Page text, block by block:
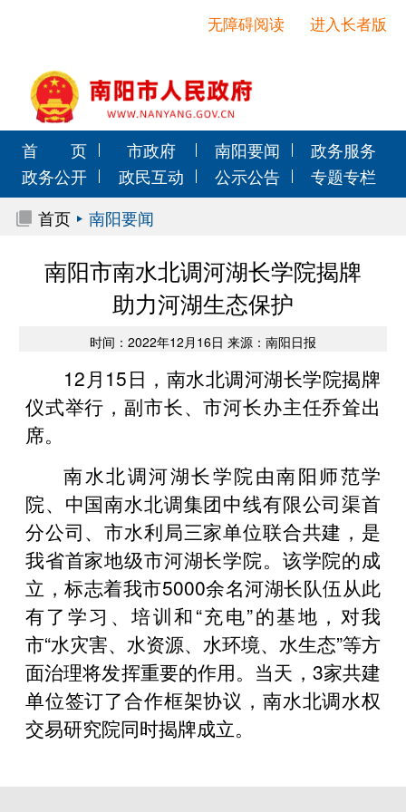
进入长者版
无障碍阅读
首 页 市政府 南阳要闻
政务服务
政务公开
政民互动 公示公告
专题专栏
首页
南阳要闻
南阳市南水北调河湖长学院揭牌
助力河湖生态保护
时间：2022年12月16日 来源：南阳日报
12月15日，南水北调河湖长学院揭牌
仪式举行，副市长、市河长办主任乔耸出
席。
南水北调河湖长学院由南阳师范学
院、中国南水北调集团中线有限公司渠首
分公司、市水利局三家单位联合共建，是
我省首家地级市河湖长学院。该学院的成
立，标志着我市5000余名河湖长队伍从此
有了学习、培训和“充电”的基地，对我
市“水灾害、水资源、水环境、水生态”等方
面治理将发挥重要的作用。当天，3家共建
单位签订了合作框架协议，南水北调水权
交易研究院同时揭牌成立。